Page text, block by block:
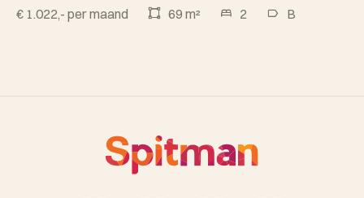
€ 1.022,- per maand 69 m² 2 B